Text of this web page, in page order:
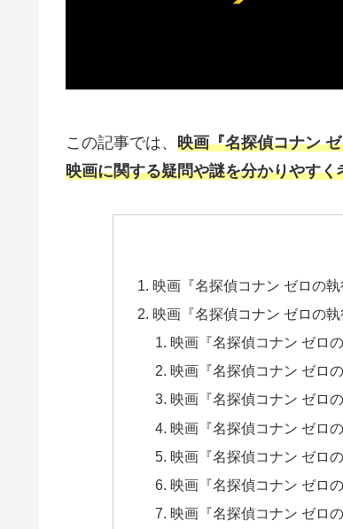
この記事では、 映画『名探偵コナン
映画に関する疑問や謎を分かりやすく
映画『名探偵コナン ゼロの
映画『名探偵コナン ゼロの
映画『名探偵コナン ゼロ
映画『名探偵コナン ゼロ
映画『名探偵コナン ゼロ
映画『名探偵コナン ゼロ
映画『名探偵コナン ゼロ
映画『名探偵コナン ゼロ
映画『名探偵コナン ゼロ